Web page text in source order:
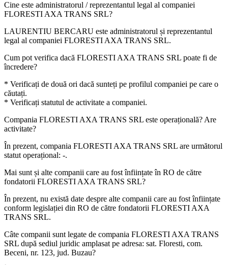
Cine este administratorul / reprezentantul legal al companiei
FLORESTI AXA TRANS SRL?
LAURENTIU BERCARU este administratorul și reprezentantul
legal al companiei FLORESTI AXA TRANS SRL.
Cum pot verifica dacă FLORESTI AXA TRANS SRL poate fi de
încredere?
* Verificați de două ori dacă sunteți pe profilul companiei pe care o
căutați.
* Verificați statutul de activitate a companiei.
Compania FLORESTI AXA TRANS SRL este operațională? Are
activitate?
În prezent, compania FLORESTI AXA TRANS SRL are următorul
statut operațional: -.
Mai sunt și alte companii care au fost înființate în RO de către
fondatorii FLORESTI AXA TRANS SRL?
În prezent, nu există date despre alte companii care au fost înființate
conform legislației din RO de către fondatorii FLORESTI AXA
TRANS SRL.
Câte companii sunt legate de compania FLORESTI AXA TRANS
SRL după sediul juridic amplasat pe adresa: sat. Floresti, com.
Beceni, nr. 123, jud. Buzau?